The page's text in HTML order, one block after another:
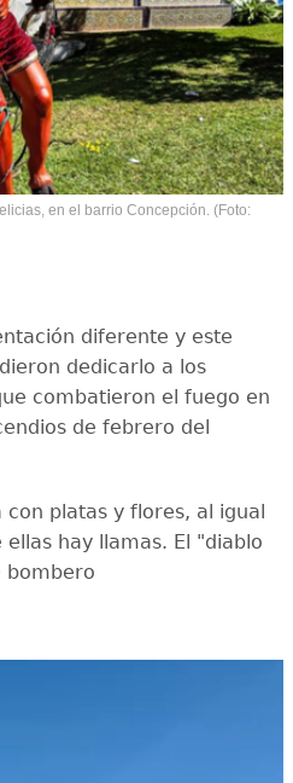
en el barrio Concepción. (Foto:
diferente y este
dedicarlo a los
combatieron el fuego en
de febrero del
platas y flores, al igual
hay llamas. El "diablo
bombero